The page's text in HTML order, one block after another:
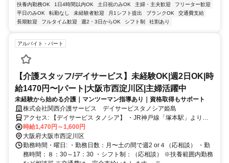
扶養内勤務OK 1日4時間以内OK 土日祝のみOK 主婦・主夫歓迎
フリーター歓迎
平日のみOK
転勤なし 未経験者歓迎 月1シフト提出 ブランクOK
交通費支給
長期歓迎
フルタイム歓迎 週2・3日からOK シフト制 社割あり
アルバイト・パート
【介護スタッフ/デイサービス】未経験OK|週2日OK|時
給1470円〜|パート|大阪市西淀川区|主婦活躍中
未経験から始める介護｜マンツーマン指導あり｜資格取得もサポート
株式会社関西介護サービス デイサービスタノシア姫島
アクセス: 【デイサービス タノシア】 ・JR神戸線「塚本駅」より徒
歩5分 【デイサービス タノシア姫里】 ・阪神本線「姫島駅」より徒
歩4分 【デイサービス タノシア姫島】 ・阪神本線「姫島駅」より徒
歩4分 【通勤について】 ・すべて駅チカ（徒歩4〜5分） ・自転車／
バイク通勤OK ・交通費全額支給 【通いやすいエリア】 西淀川区／淀
時給1,470円～1,600円
大阪府大阪市西淀川区
勤務時間・曜日: ・勤務日数：月〜土の間で週2 or４（応相談） ・勤
務時間：８：30～17：30 ・シフト制：（応相談） ※扶養範囲内勤務